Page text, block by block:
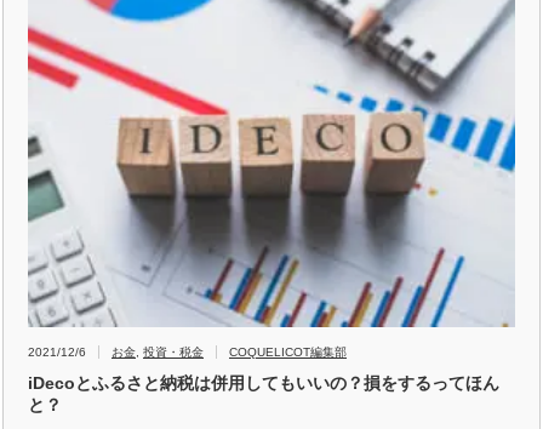
2021/12/6 お金 投資・税金 COQUELICOT編集部
iDecoとふるさと納税は併用してもいいの？損をするってほん
と？